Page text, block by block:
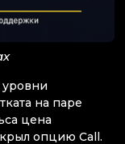
на паре
цена
опцию Call.